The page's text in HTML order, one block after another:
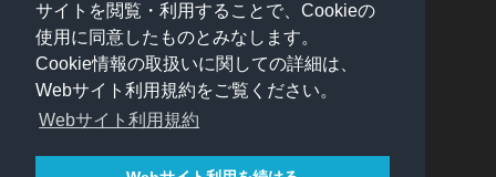
サイトを閲覧・利用することで、Cookieの
使用に同意したものとみなします。
Cookie情報の取扱いに関しての詳細は、
Webサイト利用規約をご覧ください。
Webサイト利用規約
お問い合わせ
お問い合わせ
Webサイト利用規約
プライバシーポリシー